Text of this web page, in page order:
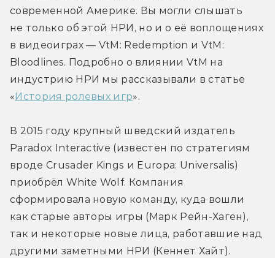
современной Америке. Вы могли слышать
не только об этой НРИ, но и о её воплощениях
в видеоиграх — VtM: Redemption и VtM:
Bloodlines. Подробно о влиянии VtM на
индустрию НРИ мы рассказывали в статье
«История ролевых игр».
В 2015 году крупный шведский издатель
Paradox Interactive (известен по стратегиям
вроде Crusader Kings и Europa: Universalis)
приобрёл White Wolf. Компания
сформировала новую команду, куда вошли
как старые авторы игры (Марк Рейн-Хаген),
так и некоторые новые лица, работавшие над
другими заметными НРИ (Кеннет Хайт).